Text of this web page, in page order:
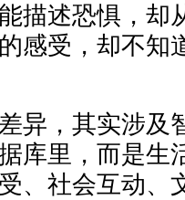
描述恐惧，却
感受，却不知
，其实涉及
库里，而是生
、社会互动、